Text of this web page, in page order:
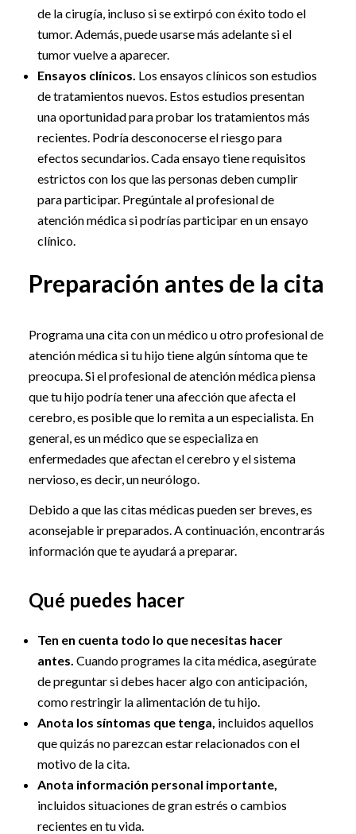
de la cirugía, incluso si se extirpó con éxito todo el
tumor. Además, puede usarse más adelante si el
tumor vuelve a aparecer.
Ensayos clínicos. Los ensayos clínicos son estudios
de tratamientos nuevos. Estos estudios presentan
una oportunidad para probar los tratamientos más
recientes. Podría desconocerse el riesgo para
efectos secundarios. Cada ensayo tiene requisitos
estrictos con los que las personas deben cumplir
para participar. Pregúntale al profesional de
atención médica si podrías participar en un ensayo
clínico.
Preparación antes de la cita
Programa una cita con un médico u otro profesional de
atención médica si tu hijo tiene algún síntoma que te
preocupa. Si el profesional de atención médica piensa
que tu hijo podría tener una afección que afecta el
cerebro, es posible que lo remita a un especialista. En
general, es un médico que se especializa en
enfermedades que afectan el cerebro y el sistema
nervioso, es decir, un neurólogo.
Debido a que las citas médicas pueden ser breves, es
aconsejable ir preparados. A continuación, encontrarás
información que te ayudará a preparar.
Qué puedes hacer
Ten en cuenta todo lo que necesitas hacer
antes. Cuando programes la cita médica, asegúrate
de preguntar si debes hacer algo con anticipación,
como restringir la alimentación de tu hijo.
Anota los síntomas que tenga, incluidos aquellos
que quizás no parezcan estar relacionados con el
motivo de la cita.
Anota información personal importante,
incluidos situaciones de gran estrés o cambios
recientes en tu vida.